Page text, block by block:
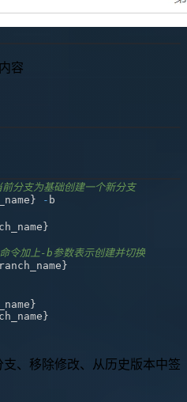
容
分支为基础创建一个新分支
} -
}
加上-b参数表示创建并切换
}
}
}
、移除修改、从历史版本中签